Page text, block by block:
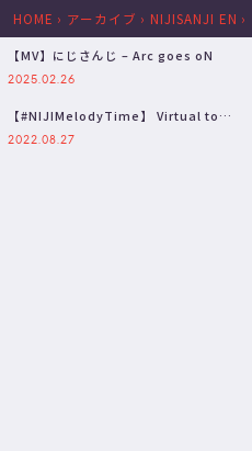
HOME › アーカイブ › NIJISANJI EN ›
【MV】にじさんじ – Arc goes oN
2025.02.26
【#NIJIMelodyTime】 Virtual to
LIVE 【…
2022.08.27